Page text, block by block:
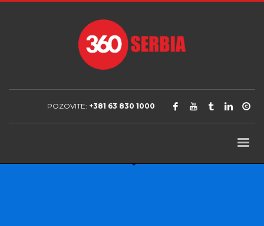
POZOVITE: +381 63 830 1000